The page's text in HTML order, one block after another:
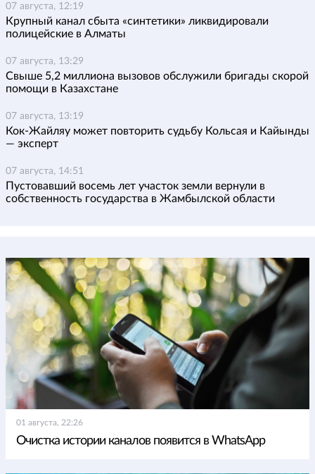
07 августа, 12:19
Крупный канал сбыта «синтетики» ликвидировали
полицейские в Алматы
07 августа, 13:29
Свыше 5,2 миллиона вызовов обслужили бригады скорой
помощи в Казахстане
07 августа, 13:19
Кок-Жайляу может повторить судьбу Кольсая и Кайынды
— эксперт
07 августа, 14:51
Пустовавший восемь лет участок земли вернули в
собственность государства в Жамбылской области
01 августа, 22:26
Очистка истории каналов появится в WhatsApp